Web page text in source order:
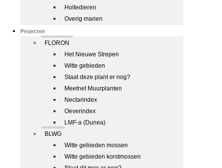
Holtedieren
Overig marien
Projecten
FLORON
Het Nieuwe Strepen
Witte gebieden
Staat deze plant er nog?
Meetnet Muurplanten
Nectarindex
Oeverindex
LMF-a (Dunea)
BLWG
Witte gebieden mossen
Witte gebieden korstmossen